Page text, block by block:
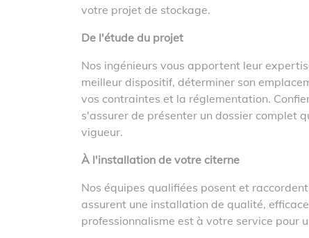
votre projet de stockage.
De l'étude du projet
Nos ingénieurs vous apportent leur
meilleur dispositif, déterminer son
vos contraintes et la réglementation.
s'assurer de présenter un dossier complet
vigueur.
À l'installation de votre citerne
Nos équipes qualifiées posent et
assurent une installation de qualité,
professionnalisme est à votre service pour